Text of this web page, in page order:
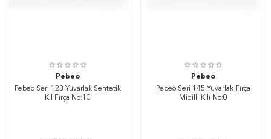
Pebeo
Pebeo Seri 123 Yuvarlak Sentetik
Kıl Fırça No:10
Pebeo
Pebeo Seri 145 Yuvarlak Fırça
Midilli Kılı No:0